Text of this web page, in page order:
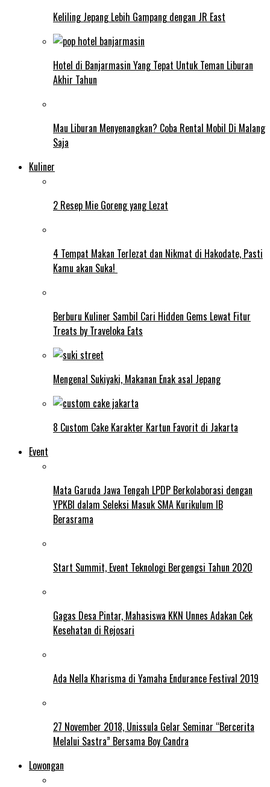
Keliling Jepang Lebih Gampang dengan JR East
Hotel di Banjarmasin Yang Tepat Untuk Teman Liburan
Akhir Tahun
Mau Liburan Menyenangkan? Coba Rental Mobil Di Malang
Saja
Kuliner
2 Resep Mie Goreng yang Lezat
4 Tempat Makan Terlezat dan Nikmat di Hakodate, Pasti
Kamu akan Suka!
Berburu Kuliner Sambil Cari Hidden Gems Lewat Fitur
Treats by Traveloka Eats
Mengenal Sukiyaki, Makanan Enak asal Jepang
8 Custom Cake Karakter Kartun Favorit di Jakarta
Event
Mata Garuda Jawa Tengah LPDP Berkolaborasi dengan
YPKBI dalam Seleksi Masuk SMA Kurikulum IB
Berasrama
Start Summit, Event Teknologi Bergengsi Tahun 2020
Gagas Desa Pintar, Mahasiswa KKN Unnes Adakan Cek
Kesehatan di Rejosari
Ada Nella Kharisma di Yamaha Endurance Festival 2019
27 November 2018, Unissula Gelar Seminar “Bercerita
Melalui Sastra” Bersama Boy Candra
Lowongan